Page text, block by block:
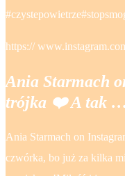
https://
Ania Starmach
trójka ❤️ A tak …
Ania Starmach on
czwórka, bo już za kilka